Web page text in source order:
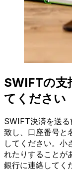
SWIFTの支
てください
SWIFT決済を送
致し、口座番号と
してください。小
れたりすることが
銀行に連絡してく